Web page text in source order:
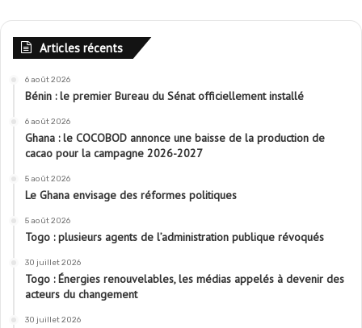
Articles récents
6 août 2026
Bénin : le premier Bureau du Sénat officiellement installé
6 août 2026
Ghana : le COCOBOD annonce une baisse de la production de
cacao pour la campagne 2026-2027
5 août 2026
Le Ghana envisage des réformes politiques
5 août 2026
Togo : plusieurs agents de l’administration publique révoqués
30 juillet 2026
Togo : Énergies renouvelables, les médias appelés à devenir des
acteurs du changement
30 juillet 2026